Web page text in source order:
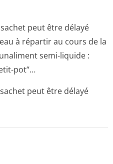
peut être délayé
à répartir au cours de la
semi-liquide :
pot“…
peut être délayé